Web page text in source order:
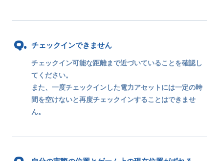
チェックインできません
チェックイン可能な距離まで近づいていることを確認し
てください。
また、一度チェックインした電力アセットには一定の時
間を空けないと再度チェックインすることはできませ
ん。